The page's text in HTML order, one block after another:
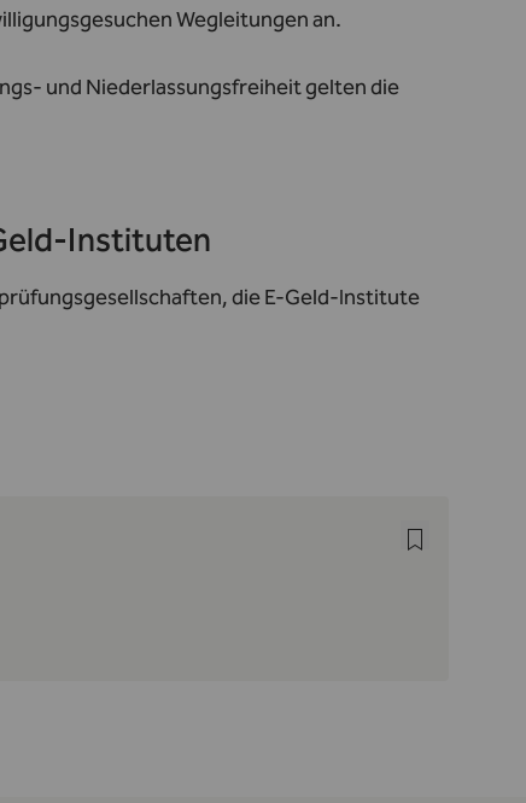
Wegleitungen an.
und Niederlassungsfreiheit gelten die
Instituten
die E-Geld-Institute